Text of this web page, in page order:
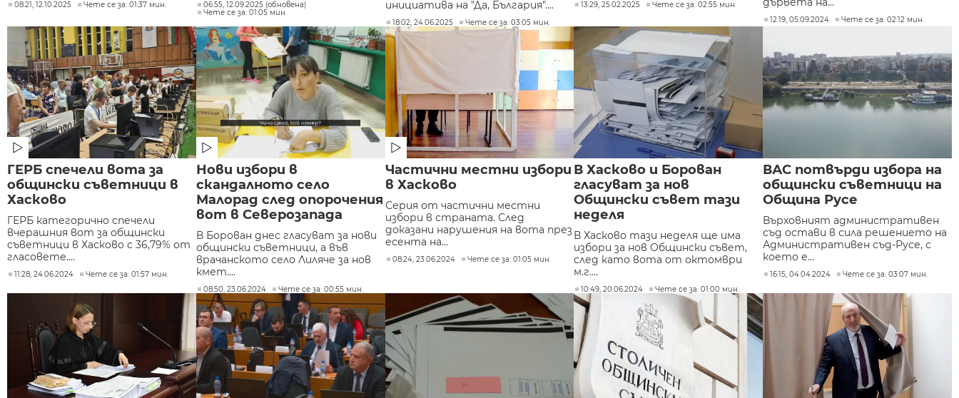
08:21, 12.10.2025 Чете се за: 01:37 мин.
06:55, 12.09.2025 (обновена)
Чете се за: 01:05 мин.
инициатива на "Да, България"....
18:02, 24.06.2025 Чете се за: 03:05 мин.
13:29, 25.02.2025 Чете се за: 02:55 мин.
12:19, 05.09.2024 Чете се за: 02:12 мин.
ГЕРБ спечели вота за
общински съветници в
Хасково
ГЕРБ категорично спечели
вчерашния вот за общински
съветници в Хасково с 36,79% от
гласовете....
11:28, 24.06.2024 Чете се за: 01:57 мин.
Нови избори в
скандалното село
Малорад след опорочения
вот в Северозапада
В Борован днес гласуват за нови
общински съветници, а във
врачанското село Лиляче за нов
кмет....
08:50, 23.06.2024 Чете се за: 00:55 мин.
Частични местни избори
в Хасково
Серия от частични местни
избори в страната. След
доказани нарушения на вота през
есента на...
08:24, 23.06.2024 Чете се за: 01:05 мин.
В Хасково и Борован
гласуват за нов
Общински съвет тази
неделя
В Хасково тази неделя ще има
избори за нов Общински съвет,
след като вота от октомври
м.г....
10:49, 20.06.2024 Чете се за: 01:00 мин.
ВАС потвърди избора на
общински съветници на
Община Русе
Върховният административен
съд остави в сила решението на
Административен съд-Русе, с
което е...
16:15, 04.04.2024 Чете се за: 03:07 мин.